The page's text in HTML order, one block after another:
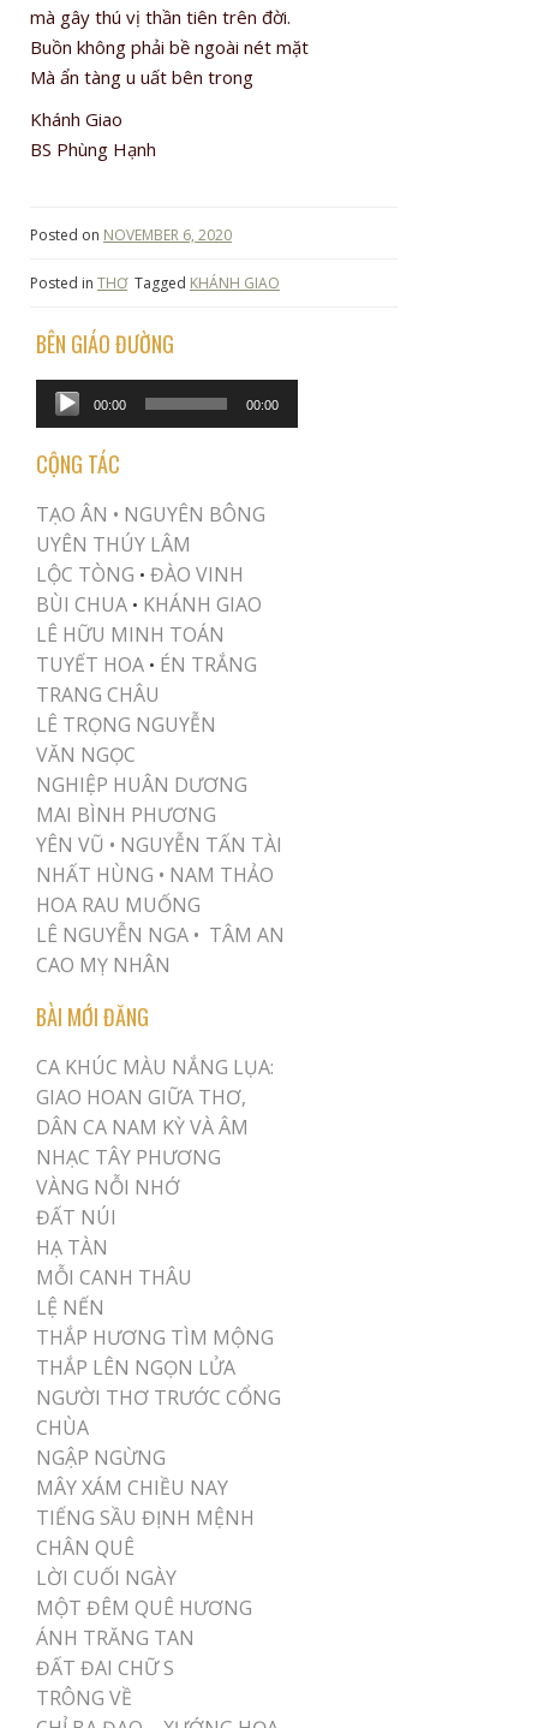
mà gây thú vị thần tiên trên đời.
Buồn không phải bề ngoài nét mặt
Mà ẩn tàng u uất bên trong
Khánh Giao
BS Phùng Hạnh
Posted on NOVEMBER 6, 2020
Posted in THƠ Tagged KHÁNH GIAO
BÊN GIÁO ĐƯỜNG
Audio
Player
00:00 00:00
CỘNG TÁC
TẠO ÂN • NGUYÊN BÔNG
UYÊN THÚY LÂM
LỘC TÒNG • ĐÀO VINH
BÙI CHUA • KHÁNH GIAO
LÊ HỮU MINH TOÁN
TUYẾT HOA • ÉN TRẮNG
TRANG CHÂU
LÊ TRỌNG NGUYỄN
VĂN NGỌC
NGHIỆP HUÂN DƯƠNG
MAI BÌNH PHƯƠNG
YÊN VŨ • NGUYỄN TẤN TÀI
NHẤT HÙNG • NAM THẢO
HOA RAU MUỐNG
LÊ NGUYỄN NGA • TÂM AN
CAO MỴ NHÂN
BÀI MỚI ĐĂNG
CA KHÚC MÀU NẮNG LỤA:
GIAO HOAN GIỮA THƠ,
DÂN CA NAM KỲ VÀ ÂM
NHẠC TÂY PHƯƠNG
VÀNG NỖI NHỚ
ĐẤT NÚI
HẠ TÀN
MỖI CANH THÂU
LỆ NẾN
THẮP HƯƠNG TÌM MỘNG
THẮP LÊN NGỌN LỬA
NGƯỜI THƠ TRƯỚC CỔNG
CHÙA
NGẬP NGỪNG
MÂY XÁM CHIỀU NAY
TIẾNG SẦU ĐỊNH MỆNH
CHÂN QUÊ
LỜI CUỐI NGÀY
MỘT ĐÊM QUÊ HƯƠNG
ÁNH TRĂNG TAN
ĐẤT ĐAI CHỮ S
TRÔNG VỀ